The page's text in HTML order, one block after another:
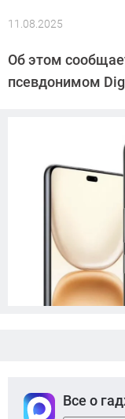
11.08.2025
Автор:
Калашников
Об этом
псевдонимом
Все о